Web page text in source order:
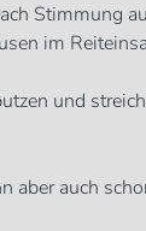
Stimmung
im
und
aber auch